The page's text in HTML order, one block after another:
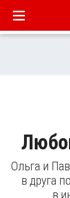
Ольга и
в друга
в